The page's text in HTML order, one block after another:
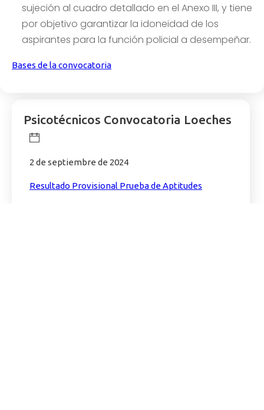
sujeción al cuadro detallado en el Anexo III, y tiene
por objetivo garantizar la idoneidad de los
aspirantes para la función policial a desempeñar.
Bases de la convocatoria
Psicotécnicos Convocatoria Loeches
2 de septiembre de 2024
Resultado Provisional Prueba de Aptitudes